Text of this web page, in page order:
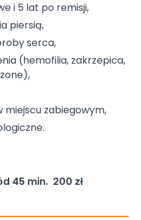
i 5 lat po remisji,
piersią,
serca,
(hemofilia, zakrzepica,
zabiegowym,
45 min. 200 zł